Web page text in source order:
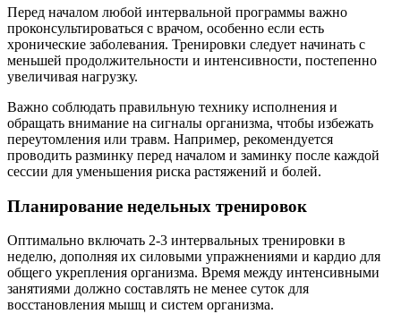
Перед началом любой интервальной программы важно
проконсультироваться с врачом, особенно если есть
хронические заболевания. Тренировки следует начинать с
меньшей продолжительности и интенсивности, постепенно
увеличивая нагрузку.
Важно соблюдать правильную технику исполнения и
обращать внимание на сигналы организма, чтобы избежать
переутомления или травм. Например, рекомендуется
проводить разминку перед началом и заминку после каждой
сессии для уменьшения риска растяжений и болей.
Планирование недельных тренировок
Оптимально включать 2-3 интервальных тренировки в
неделю, дополняя их силовыми упражнениями и кардио для
общего укрепления организма. Время между интенсивными
занятиями должно составлять не менее суток для
восстановления мышц и систем организма.